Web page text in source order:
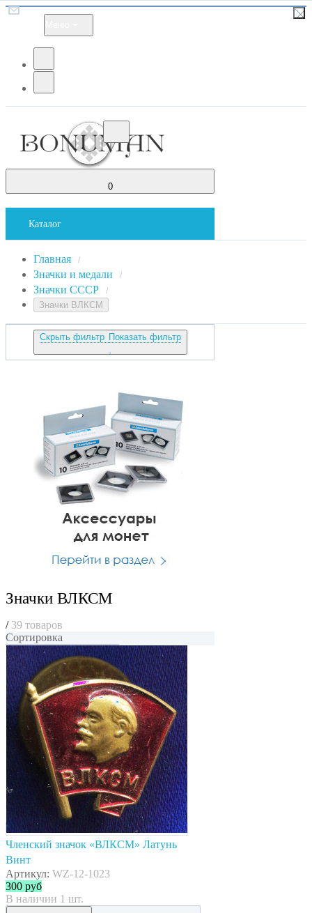
0
Каталог
Главная /
Значки и медали /
Значки СССР /
Значки ВЛКСМ
Скрыть фильтр Показать фильтр
Значки ВЛКСМ
/ 39 товаров
Сортировка
Членский значок «ВЛКСМ» Латунь
Винт
Артикул: WZ-12-1023
300 руб
В наличии 1 шт.